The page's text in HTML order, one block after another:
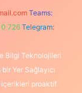
Teams:
726 Telegram:
Bilgi Teknolojileri
Yer Sağlayıcı
proaktif